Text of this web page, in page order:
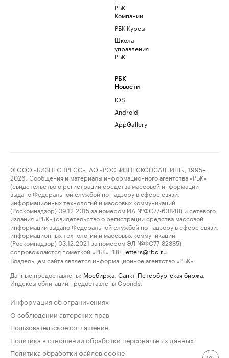
РБК
Компании
РБК Курсы
Школа
управления
РБК
РБК
Новости
iOS
Android
AppGallery
© ООО «БИЗНЕСПРЕСС», АО «РОСБИЗНЕСКОНСАЛТИНГ», 1995–
2026. Сообщения и материалы информационного агентства «РБК»
(свидетельство о регистрации средства массовой информации
выдано Федеральной службой по надзору в сфере связи,
информационных технологий и массовых коммуникаций
(Роскомнадзор) 09.12.2015 за номером ИА №ФС77-63848) и сетевого
издания «РБК» (свидетельство о регистрации средства массовой
информации выдано Федеральной службой по надзору в сфере связи,
информационных технологий и массовых коммуникаций
(Роскомнадзор) 03.12.2021 за номером ЭЛ №ФС77-82385)
сопровождаются пометкой «РБК».
18+ letters@rbc.ru
Владельцем сайта является информационное агентство «РБК».
Данные предоставлены: Мосбиржа Санкт-Петербургская биржа
Индексы облигаций предоставлены Cbonds.
Информация об ограничениях
О соблюдении авторских прав
Пользовательское соглашение
Политика в отношении обработки персональных данных
Политика обработки файлов cookie